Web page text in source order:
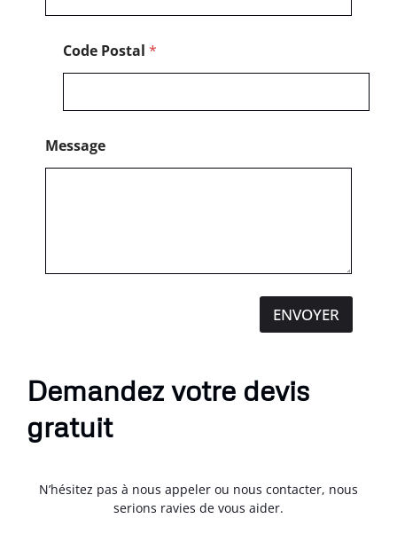
Demandez votre devis
gratuit
N’hésitez pas à nous appeler ou nous contacter, nous
serions ravies de vous aider.
Code Postal *
Message
ENVOYER